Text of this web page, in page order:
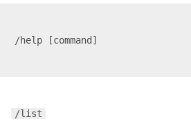
/help [command]
/list